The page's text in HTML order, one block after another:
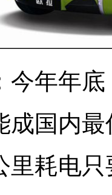
今年年底
成国内
里耗电只